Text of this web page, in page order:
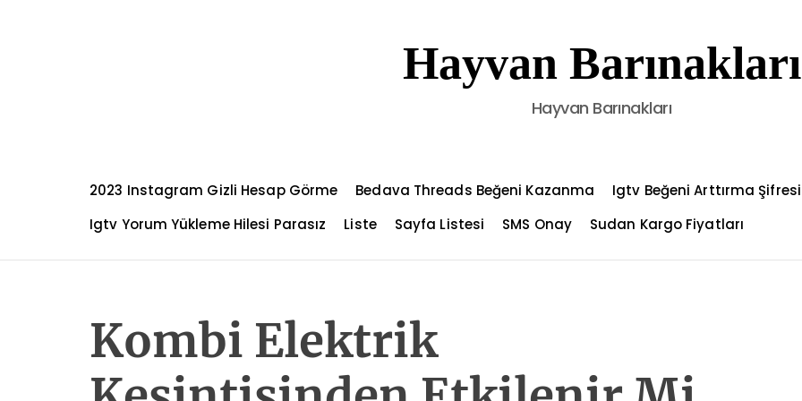
t
Hayvan Barınakları
Hayvan Barınakları
2023 Instagram Gizli Hesap Görme Bedava Threads Beğeni Kazanma
Igtv Beğeni Arttırma
Igtv Yorum Yükleme Hilesi Parasız
Liste Sayfa Listesi SMS Onay Sudan Kargo Fiyatları
Kombi Elektrik